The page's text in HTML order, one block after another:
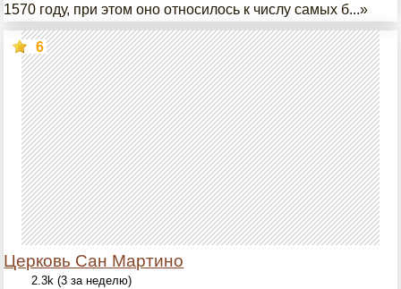
1570 году, при этом оно относилось к числу самых б...»
Церковь Сан Мартино
6
2.3k (3 за неделю)